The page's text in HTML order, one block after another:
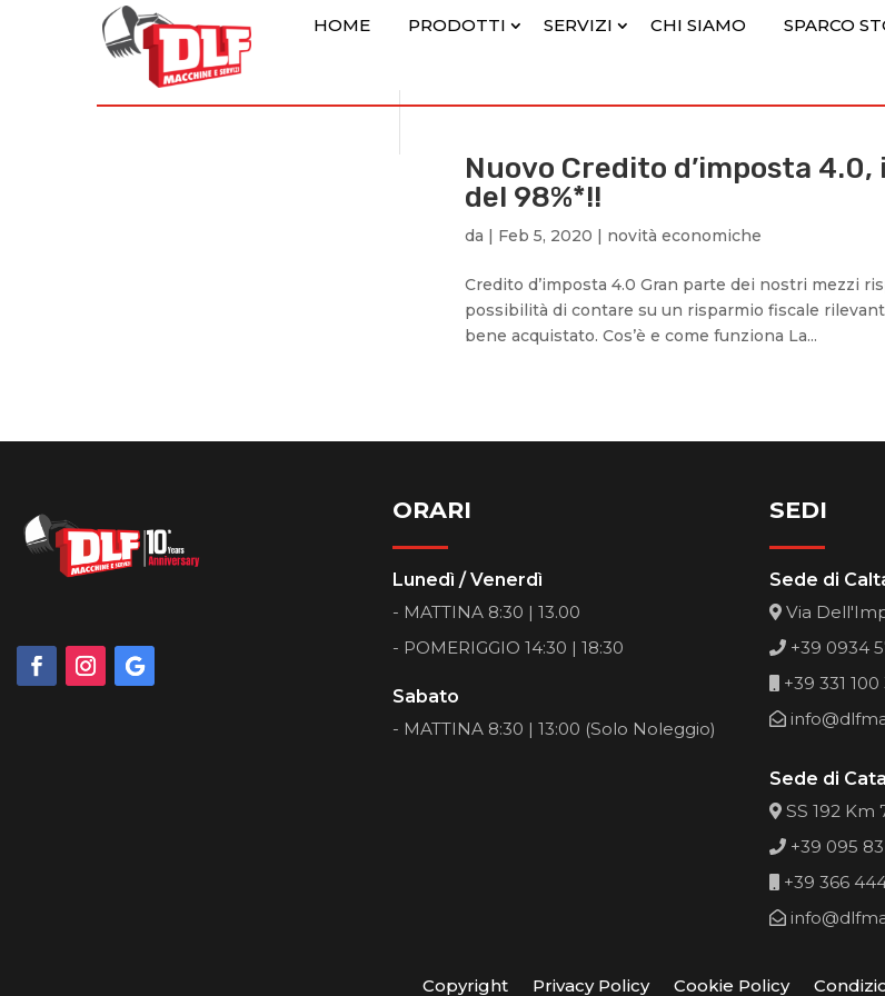
HOME PRODOTTI SERVIZI CHI SIAMO SPARCO
Nuovo Credito d’imposta
del 98%*!!
da | Feb 5, 2020 | novità economiche
Credito d’imposta 4.0 Gran parte dei nostri mezzi
possibilità di contare su un risparmio fiscale
bene acquistato. Cos’è e come funziona La...
ORARI
Lunedì / Venerdì
- MATTINA 8:30 | 13.00
- POMERIGGIO 14:30 | 18:30
Sabato
- MATTINA 8:30 | 13:00 (Solo Noleggio)
SEDI
Sede di
Via
+39 0934
+39 331
Sede di
SS 192
+39 095
+39 366
Copyright Privacy Policy Cookie Policy